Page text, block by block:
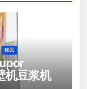
移民
机豆浆机